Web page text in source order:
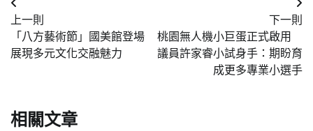
文
章
導
上一則
「八方藝術節」國美館登場
展現多元文化交融魅力
下一則
桃園無人機小巨蛋正式啟用
議員許家睿小試身手：期盼育
成更多專業小選手
相關文章